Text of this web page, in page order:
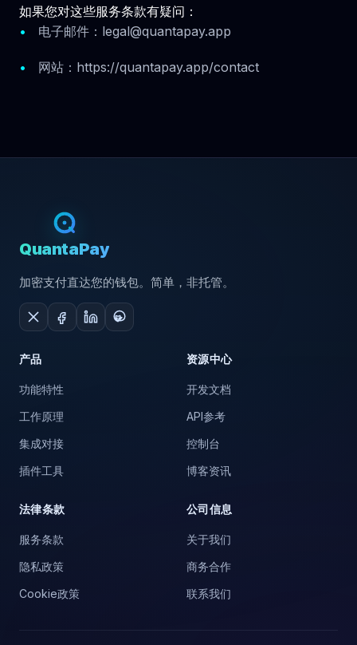
如果您对这些服务条款有疑问：
电子邮件： legal@quantapay.app
网站：https://quantapay.app/contact
QuantaPay
加密支付直达您的钱包。简单，非托管。
产品
功能特性
工作原理
集成对接
插件工具
资源中心
开发文档
API参考
控制台
博客资讯
法律条款
服务条款
隐私政策
Cookie政策
公司信息
关于我们
商务合作
联系我们